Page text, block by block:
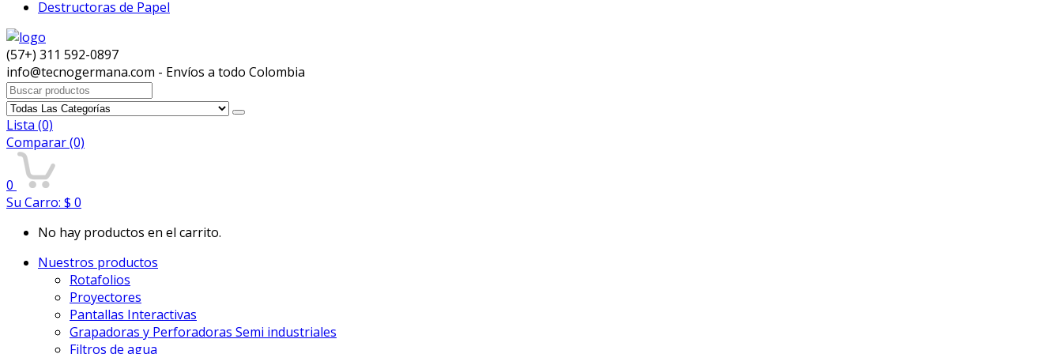
Destructoras de Papel
(57+) 311 592-0897
info@tecnogermana.com - Envíos a todo Colombia
Buscar:
Lista (0)
Comparar(0)
0
Su Carro: $ 0
No hay productos en el carrito.
Nuestros productos
Rotafolios
Proyectores
Pantallas Interactivas
Grapadoras y Perforadoras Semi industriales
Filtros de agua